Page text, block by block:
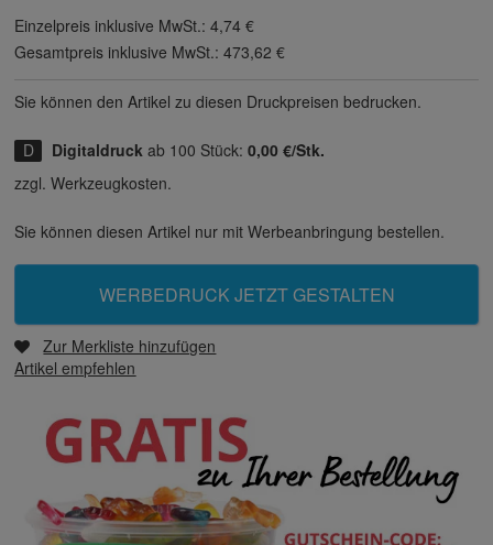
Einzelpreis inklusive MwSt.:4,74 €
Gesamtpreis inklusive MwSt.:473,62 €
Sie können den Artikel zu diesen Druck­preisen bedrucken.
Digitaldruck ab 100 Stück:0,00 €/Stk.
zzgl. Werkzeugkosten.
Sie können diesen Artikel nur mit Werbeanbringung bestellen.
WERBEDRUCK JETZT GESTALTEN
Zur Merkliste hinzufügen
Artikel empfehlen